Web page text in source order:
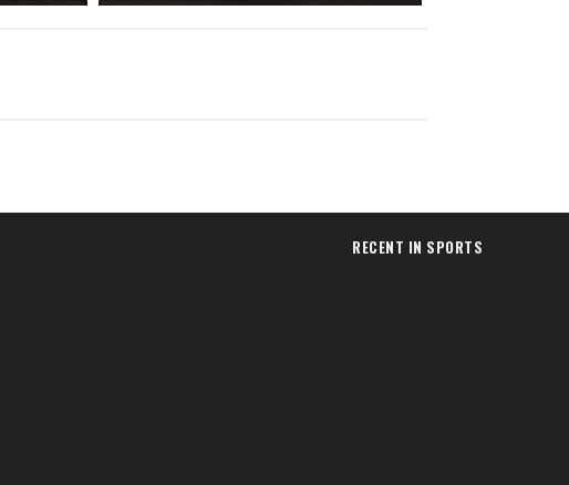
RECENT IN SPORTS